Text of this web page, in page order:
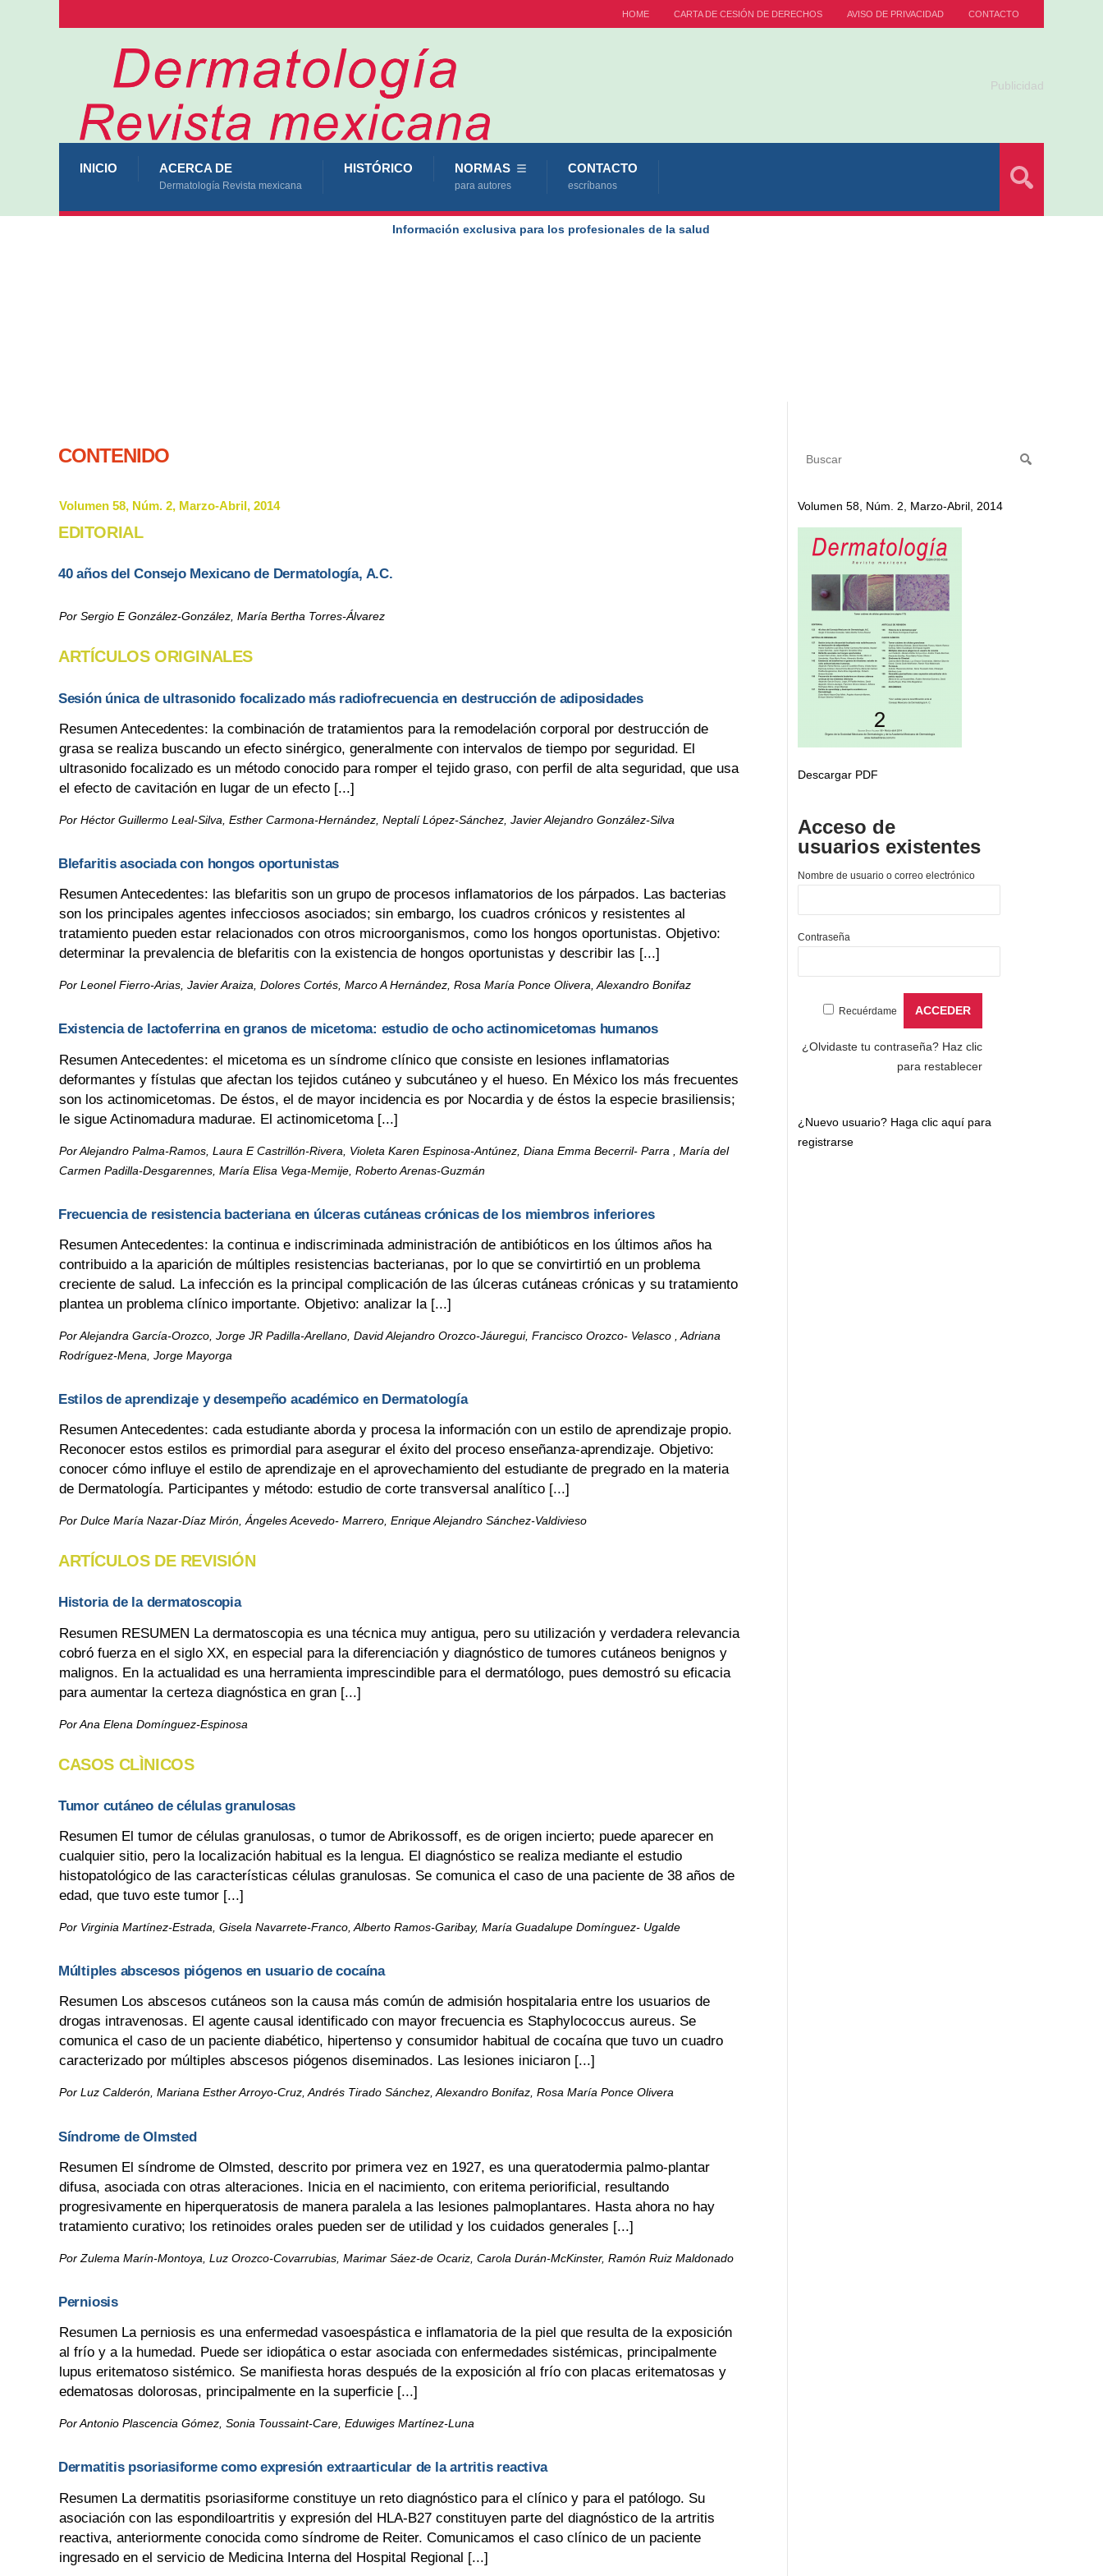
HOME CARTA DE CESIÓN DE DERECHOS AVISO DE PRIVACIDAD CONTACTO
Publicidad
INICIO ACERCA DE
Dermatología Revista mexicana
HISTÓRICO NORMAS
para autores
CONTACTO
escríbanos
Información exclusiva para los profesionales de la salud
CONTENIDO
Volumen 58, Núm. 2, Marzo-Abril, 2014
EDITORIAL
40 años del Consejo Mexicano de Dermatología, A.C.
Por Sergio E González-González, María Bertha Torres-Álvarez
ARTÍCULOS ORIGINALES
Sesión única de ultrasonido focalizado más radiofrecuencia en destrucción de adiposidades
Resumen Antecedentes: la combinación de tratamientos para la remodelación corporal por destrucción de
grasa se realiza buscando un efecto sinérgico, generalmente con intervalos de tiempo por seguridad. El
ultrasonido focalizado es un método conocido para romper el tejido graso, con perfil de alta seguridad, que usa
el efecto de cavitación en lugar de un efecto [...]
Por Héctor Guillermo Leal-Silva, Esther Carmona-Hernández, Neptalí López-Sánchez, Javier Alejandro González-Silva
Blefaritis asociada con hongos oportunistas
Resumen Antecedentes: las blefaritis son un grupo de procesos inflamatorios de los párpados. Las bacterias
son los principales agentes infecciosos asociados; sin embargo, los cuadros crónicos y resistentes al
tratamiento pueden estar relacionados con otros microorganismos, como los hongos oportunistas. Objetivo:
determinar la prevalencia de blefaritis con la existencia de hongos oportunistas y describir las [...]
Por Leonel Fierro-Arias, Javier Araiza, Dolores Cortés, Marco A Hernández, Rosa María Ponce Olivera, Alexandro Bonifaz
Existencia de lactoferrina en granos de micetoma: estudio de ocho actinomicetomas humanos
Resumen Antecedentes: el micetoma es un síndrome clínico que consiste en lesiones inflamatorias
deformantes y fístulas que afectan los tejidos cutáneo y subcutáneo y el hueso. En México los más frecuentes
son los actinomicetomas. De éstos, el de mayor incidencia es por Nocardia y de éstos la especie brasiliensis;
le sigue Actinomadura madurae. El actinomicetoma [...]
Por Alejandro Palma-Ramos, Laura E Castrillón-Rivera, Violeta Karen Espinosa-Antúnez, Diana Emma Becerril- Parra , María del
Carmen Padilla-Desgarennes, María Elisa Vega-Memije, Roberto Arenas-Guzmán
Frecuencia de resistencia bacteriana en úlceras cutáneas crónicas de los miembros inferiores
Resumen Antecedentes: la continua e indiscriminada administración de antibióticos en los últimos años ha
contribuido a la aparición de múltiples resistencias bacterianas, por lo que se convirtirtió en un problema
creciente de salud. La infección es la principal complicación de las úlceras cutáneas crónicas y su tratamiento
plantea un problema clínico importante. Objetivo: analizar la [...]
Por Alejandra García-Orozco, Jorge JR Padilla-Arellano, David Alejandro Orozco-Jáuregui, Francisco Orozco- Velasco , Adriana
Rodríguez-Mena, Jorge Mayorga
Estilos de aprendizaje y desempeño académico en Dermatología
Resumen Antecedentes: cada estudiante aborda y procesa la información con un estilo de aprendizaje propio.
Reconocer estos estilos es primordial para asegurar el éxito del proceso enseñanza-aprendizaje. Objetivo:
conocer cómo influye el estilo de aprendizaje en el aprovechamiento del estudiante de pregrado en la materia
de Dermatología. Participantes y método: estudio de corte transversal analítico [...]
Por Dulce María Nazar-Díaz Mirón, Ángeles Acevedo- Marrero, Enrique Alejandro Sánchez-Valdivieso
ARTÍCULOS DE REVISIÓN
Historia de la dermatoscopia
Resumen RESUMEN La dermatoscopia es una técnica muy antigua, pero su utilización y verdadera relevancia
cobró fuerza en el siglo XX, en especial para la diferenciación y diagnóstico de tumores cutáneos benignos y
malignos. En la actualidad es una herramienta imprescindible para el dermatólogo, pues demostró su eficacia
para aumentar la certeza diagnóstica en gran [...]
Por Ana Elena Domínguez-Espinosa
CASOS CLÌNICOS
Tumor cutáneo de células granulosas
Resumen El tumor de células granulosas, o tumor de Abrikossoff, es de origen incierto; puede aparecer en
cualquier sitio, pero la localización habitual es la lengua. El diagnóstico se realiza mediante el estudio
histopatológico de las características células granulosas. Se comunica el caso de una paciente de 38 años de
edad, que tuvo este tumor [...]
Por Virginia Martínez-Estrada, Gisela Navarrete-Franco, Alberto Ramos-Garibay, María Guadalupe Domínguez- Ugalde
Múltiples abscesos piógenos en usuario de cocaína
Resumen Los abscesos cutáneos son la causa más común de admisión hospitalaria entre los usuarios de
drogas intravenosas. El agente causal identificado con mayor frecuencia es Staphylococcus aureus. Se
comunica el caso de un paciente diabético, hipertenso y consumidor habitual de cocaína que tuvo un cuadro
caracterizado por múltiples abscesos piógenos diseminados. Las lesiones iniciaron [...]
Por Luz Calderón, Mariana Esther Arroyo-Cruz, Andrés Tirado Sánchez, Alexandro Bonifaz, Rosa María Ponce Olivera
Síndrome de Olmsted
Resumen El síndrome de Olmsted, descrito por primera vez en 1927, es una queratodermia palmo-plantar
difusa, asociada con otras alteraciones. Inicia en el nacimiento, con eritema periorificial, resultando
progresivamente en hiperqueratosis de manera paralela a las lesiones palmoplantares. Hasta ahora no hay
tratamiento curativo; los retinoides orales pueden ser de utilidad y los cuidados generales [...]
Por Zulema Marín-Montoya, Luz Orozco-Covarrubias, Marimar Sáez-de Ocariz, Carola Durán-McKinster, Ramón Ruiz Maldonado
Perniosis
Resumen La perniosis es una enfermedad vasoespástica e inflamatoria de la piel que resulta de la exposición
al frío y a la humedad. Puede ser idiopática o estar asociada con enfermedades sistémicas, principalmente
lupus eritematoso sistémico. Se manifiesta horas después de la exposición al frío con placas eritematosas y
edematosas dolorosas, principalmente en la superficie [...]
Por Antonio Plascencia Gómez, Sonia Toussaint-Care, Eduwiges Martínez-Luna
Dermatitis psoriasiforme como expresión extraarticular de la artritis reactiva
Resumen La dermatitis psoriasiforme constituye un reto diagnóstico para el clínico y para el patólogo. Su
asociación con las espondiloartritis y expresión del HLA-B27 constituyen parte del diagnóstico de la artritis
reactiva, anteriormente conocida como síndrome de Reiter. Comunicamos el caso clínico de un paciente
ingresado en el servicio de Medicina Interna del Hospital Regional [...]
Volumen 58, Núm. 2, Marzo-Abril, 2014
Descargar PDF
Acceso de
usuarios existentes
Nombre de usuario o correo electrónico
Contraseña
Recuérdame
¿Olvidaste tu contraseña? Haz clic
para restablecer
¿Nuevo usuario? Haga clic aquí para
registrarse